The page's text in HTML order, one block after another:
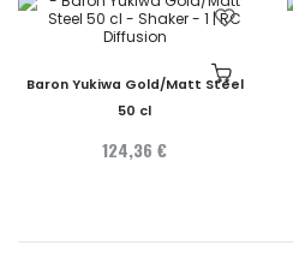
Baron Yukiwa Gold/Matt Steel
50 cl
124,36 €